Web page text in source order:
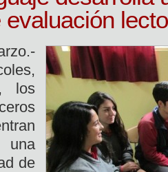
los
de